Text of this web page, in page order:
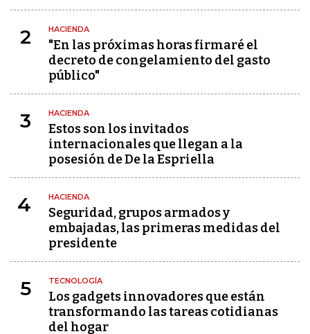
2 HACIENDA
"En las próximas horas firmaré el
decreto de congelamiento del gasto
público"
3 HACIENDA
Estos son los invitados
internacionales que llegan a la
posesión de De la Espriella
4 HACIENDA
Seguridad, grupos armados y
embajadas, las primeras medidas del
presidente
5 TECNOLOGÍA
Los gadgets innovadores que están
transformando las tareas cotidianas
del hogar